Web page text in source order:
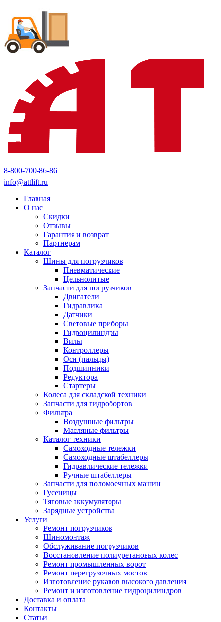
8-800-700-86-86
info@attlift.ru
Главная
О нас
Скидки
Отзывы
Гарантия и возврат
Партнерам
Каталог
Шины для погрузчиков
Пневматические
Цельнолитые
Запчасти для погрузчиков
Двигатели
Гидравлика
Датчики
Световые приборы
Гидроцилиндры
Вилы
Контроллеры
Оси (пальцы)
Подшипники
Редуктора
Стартеры
Колеса для складской техники
Запчасти для гидробортов
Фильтра
Воздушные фильтры
Масляные фильтры
Каталог техники
Самоходные тележки
Самоходные штабеллеры
Гидравлические тележки
Ручные штабеллеры
Запчасти для поломоечных машин
Гусеницы
Тяговые аккумуляторы
Зарядные устройства
Услуги
Ремонт погрузчиков
Шиномонтаж
Обслуживание погрузчиков
Восстановление полиуретановых колес
Ремонт промышленных ворот
Ремонт перегрузочных мостов
Изготовление рукавов высокого давления
Ремонт и изготовление гидроцилиндров
Доставка и оплата
Контакты
Статьи